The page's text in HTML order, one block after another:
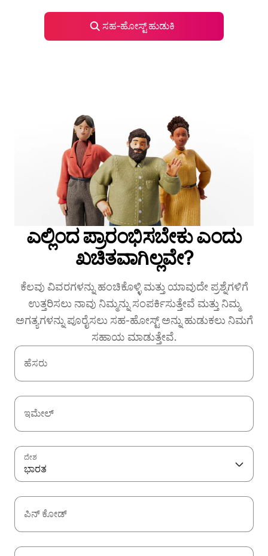
ಸಹ‑ಹೋಸ್ಟ್ ಹುಡುಕಿ
ಎಲ್ಲಿಂದ ಪ್ರಾರಂಭಿಸಬೇಕು ಎಂದು
ಖಚಿತವಾಗಿಲ್ಲವೇ?
ಕೆಲವು ವಿವರಗಳನ್ನು ಹಂಚಿಕೊಳ್ಳಿ ಮತ್ತು ಯಾವುದೇ ಪ್ರಶ್ನೆಗಳಿಗೆ
ಉತ್ತರಿಸಲು ನಾವು ನಿಮ್ಮನ್ನು ಸಂಪರ್ಕಿಸುತ್ತೇವೆ ಮತ್ತು ನಿಮ್ಮ
ಅಗತ್ಯಗಳನ್ನು ಪೂರೈಸಲು ಸಹ-ಹೋಸ್ಟ್ ಅನ್ನು ಹುಡುಕಲು ನಿಮಗೆ
ಸಹಾಯ ಮಾಡುತ್ತೇವೆ.
ಹೆಸರು
ಇಮೇಲ್
ದೇಶ
ಭಾರತ
ಪಿನ್ ಕೋಡ್